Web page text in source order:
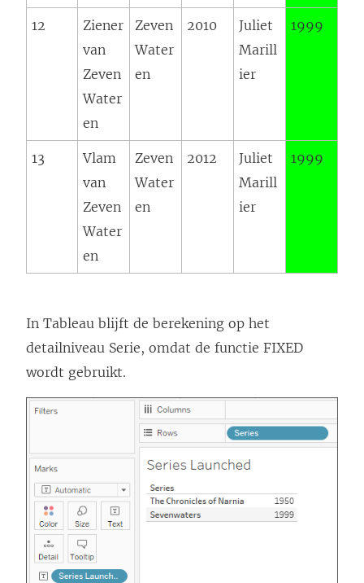
12
Ziener
van
Zeven
Water
en
Zeven
Water
en
2010
Juliet
Marill
ier
1999
13
Vlam
van
Zeven
Water
en
Zeven
Water
en
2012
Juliet
Marill
ier
1999
In Tableau blijft de berekening op het
detailniveau Serie, omdat de functie FIXED
wordt gebruikt.